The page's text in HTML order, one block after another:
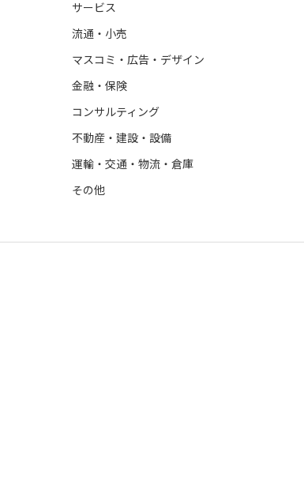
サービス
流通・小売
マスコミ・広告・デザイン
金融・保険
コンサルティング
不動産・建設・設備
運輸・交通・物流・倉庫
その他